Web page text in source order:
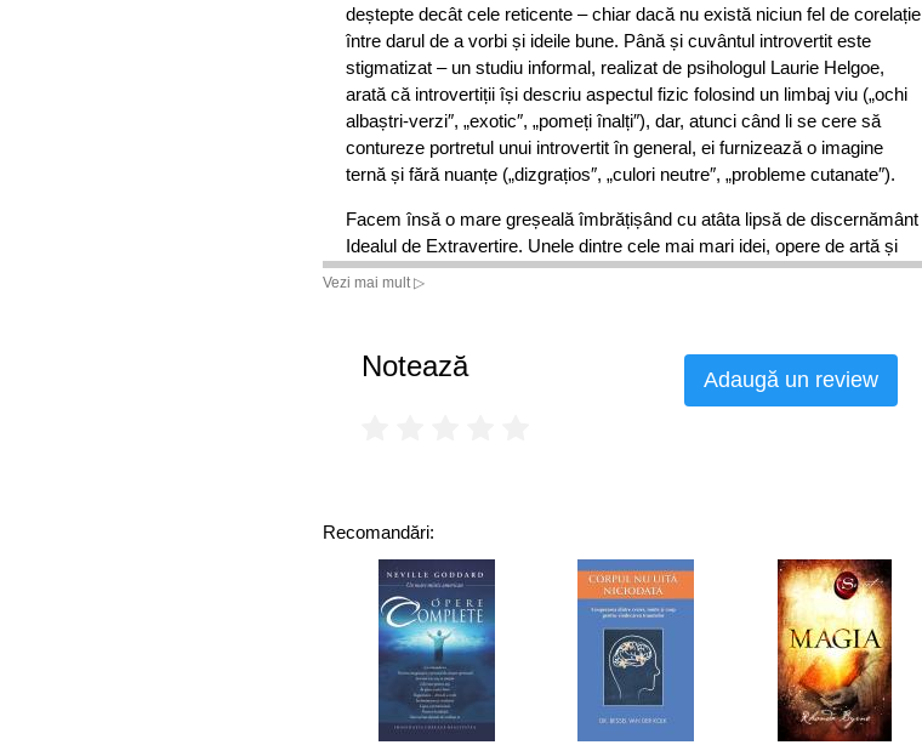
deștepte decât cele reticente – chiar dacă nu există niciun fel de corelație
între darul de a vorbi și ideile bune. Până și cuvântul introvertit este
stigmatizat – un studiu informal, realizat de psihologul Laurie Helgoe,
arată că introvertiții își descriu aspectul fizic folosind un limbaj viu („ochi
albaștri-verzi″, „exotic″, „pomeți înalți″), dar, atunci când li se cere să
contureze portretul unui introvertit în general, ei furnizează o imagine
ternă și fără nuanțe („dizgrațios″, „culori neutre″, „probleme cutanate″).
Facem însă o mare greșeală îmbrățișând cu atâta lipsă de discernământ
Idealul de Extravertire. Unele dintre cele mai mari idei, opere de artă și
invenții – de la teoria evoluționistă la tablourile cu floarea-soarelui ale lui
comorile aflate acolo. Fără introvertiți, lumea ar fi lipsită de:
Teoria gravitației Teoria relativității A doua venire a lui W.B. Yeats
Vezi mai mult ▷
Notează Adaugă un review
Recomandări: